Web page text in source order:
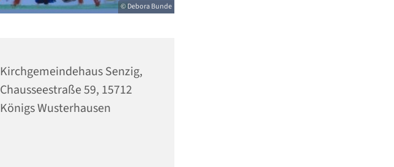
© Debora Bunde
Kirchgemeindehaus Senzig,
Chausseestraße 59, 15712
Königs Wusterhausen